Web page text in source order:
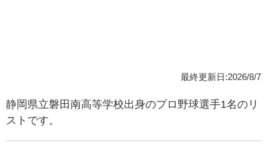
最終更新日:2026/8/7
静岡県立磐田南高等学校出身のプロ野球選手1名のリ
ストです。